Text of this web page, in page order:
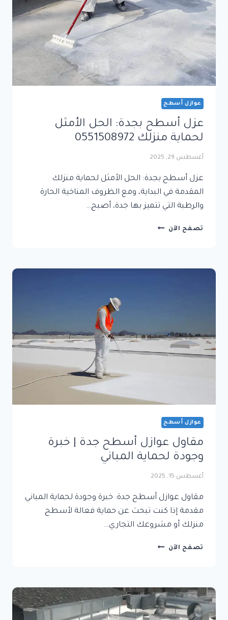
من
الحرارة
وتسرب
عوازل أسطح
عزل أسطح بجدة: الحل الأمثل
لحماية منزلك 0551508972
أغسطس 29, 2025
عزل أسطح بجدة: الحل الأمثل لحماية منزلك
المقدمة في البداية، ومع الظروف المناخية الحارة
والرطبة التي تتميز بها جدة، أصبح…
تصفح الآن عزل
الأمثل
عوازل أسطح
مقاول عوازل أسطح جدة | خبرة
وجودة لحماية المباني
أغسطس 15, 2025
مقاول عوازل أسطح جدة: خبرة وجودة لحماية المباني
مقدمة إذا كنت تبحث عن حماية فعالة لأسطح
منزلك أو مشروعك التجاري…
تصفح الآن مقاول
|
خبرة
وجودة